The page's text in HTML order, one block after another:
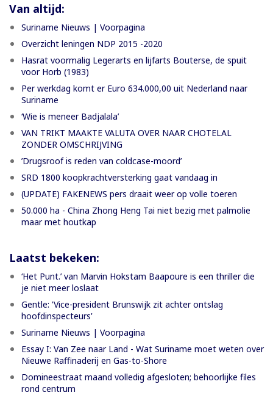
Van altijd:
Suriname Nieuws | Voorpagina
Overzicht leningen NDP 2015 -2020
Hasrat voormalig Legerarts en lijfarts Bouterse, de spuit
voor Horb (1983)
Per werkdag komt er Euro 634.000,00 uit Nederland naar
Suriname
‘Wie is meneer Badjalala’
VAN TRIKT MAAKTE VALUTA OVER NAAR CHOTELAL
ZONDER OMSCHRIJVING
’Drugsroof is reden van coldcase-moord’
SRD 1800 koopkrachtversterking gaat vandaag in
(UPDATE) FAKENEWS pers draait weer op volle toeren
50.000 ha - China Zhong Heng Tai niet bezig met palmolie
maar met houtkap
Laatst bekeken:
‘Het Punt.’ van Marvin Hokstam Baapoure is een thriller die
je niet meer loslaat
Gentle: 'Vice-president Brunswijk zit achter ontslag
hoofdinspecteurs'
Suriname Nieuws | Voorpagina
Essay I: Van Zee naar Land - Wat Suriname moet weten over
Nieuwe Raffinaderij en Gas-to-Shore
Domineestraat maand volledig afgesloten; behoorlijke files
rond centrum